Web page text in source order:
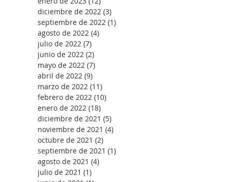
diciembre de 2022 (3)
septiembre de 2022 (1)
agosto de 2022 (4)
julio de 2022 (7)
junio de 2022 (2)
mayo de 2022 (7)
abril de 2022 (9)
marzo de 2022 (11)
febrero de 2022 (10)
enero de 2022 (18)
diciembre de 2021 (5)
noviembre de 2021 (4)
octubre de 2021 (2)
septiembre de 2021 (1)
agosto de 2021 (4)
julio de 2021 (1)